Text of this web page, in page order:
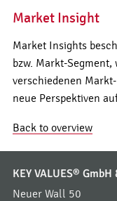
Market Insight
Market Insights
bzw. Markt-
verschiedenen
neue Perspektiven
Back to overview
KEY VALUES® GmbH
Neuer Wall 50